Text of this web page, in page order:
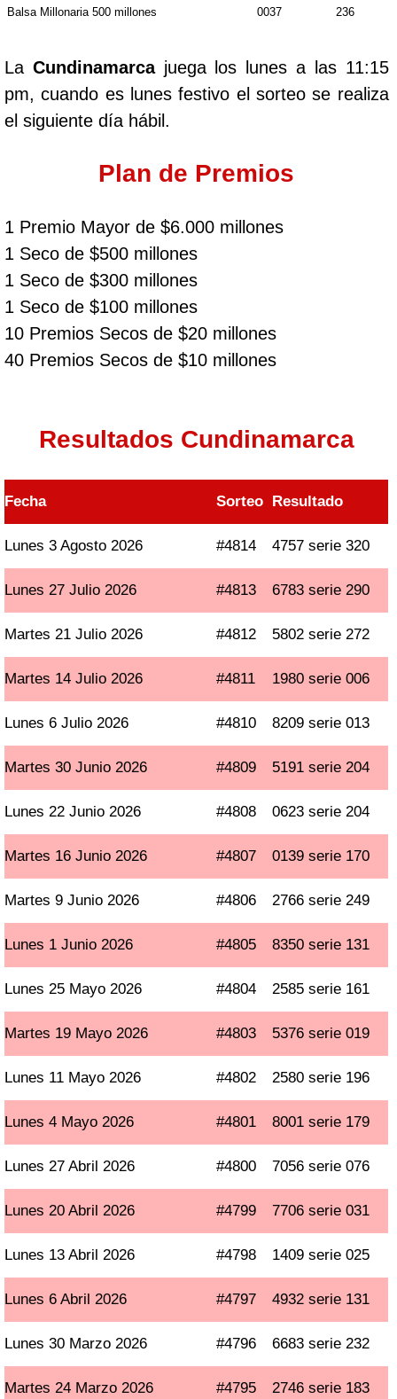
Balsa Millonaria 500 millones 0037 236
La Cundinamarcajuega los lunes a las 11:15
pm, cuando es lunes festivo el sorteo se realiza
el siguiente día hábil.
Plan de Premios
1 Premio Mayor de $6.000 millones
1 Seco de $500 millones
1 Seco de $300 millones
1 Seco de $100 millones
10 Premios Secos de $20 millones
40 Premios Secos de $10 millones
Resultados Cundinamarca
Fecha Sorteo Resultado
Lunes 3 Agosto 2026 #4814 4757 serie 320
Lunes 27 Julio 2026 #4813 6783 serie 290
Martes 21 Julio 2026 #4812 5802 serie 272
Martes 14 Julio 2026 #4811 1980 serie 006
Lunes 6 Julio 2026 #4810 8209 serie 013
Martes 30 Junio 2026 #4809 5191 serie 204
Lunes 22 Junio 2026 #4808 0623 serie 204
Martes 16 Junio 2026 #4807 0139 serie 170
Martes 9 Junio 2026 #4806 2766 serie 249
Lunes 1 Junio 2026 #4805 8350 serie 131
Lunes 25 Mayo 2026 #4804 2585 serie 161
Martes 19 Mayo 2026 #4803 5376 serie 019
Lunes 11 Mayo 2026 #4802 2580 serie 196
Lunes 4 Mayo 2026 #4801 8001 serie 179
Lunes 27 Abril 2026 #4800 7056 serie 076
Lunes 20 Abril 2026 #4799 7706 serie 031
Lunes 13 Abril 2026 #4798 1409 serie 025
Lunes 6 Abril 2026 #4797 4932 serie 131
Lunes 30 Marzo 2026 #4796 6683 serie 232
Martes 24 Marzo 2026 #4795 2746 serie 183